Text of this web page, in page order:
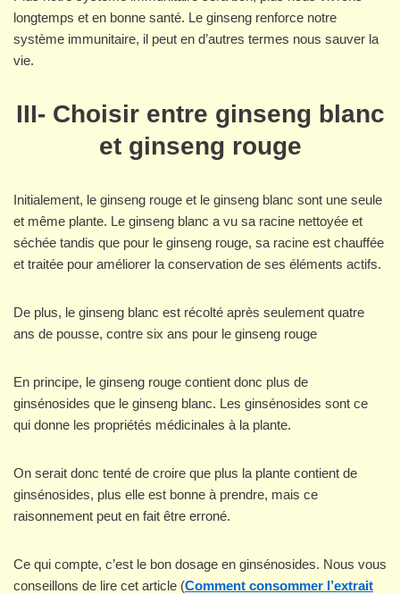
longtemps et en bonne santé. Le ginseng renforce notre
système immunitaire, il peut en d’autres termes nous sauver la
vie.
III- Choisir entre ginseng blanc
et ginseng rouge
Initialement, le ginseng rouge et le ginseng blanc sont une seule
et même plante. Le ginseng blanc a vu sa racine nettoyée et
séchée tandis que pour le ginseng rouge, sa racine est chauffée
et traitée pour améliorer la conservation de ses éléments actifs.
De plus, le ginseng blanc est récolté après seulement quatre
ans de pousse, contre six ans pour le ginseng rouge
En principe, le ginseng rouge contient donc plus de
ginsénosides que le ginseng blanc. Les ginsénosides sont ce
qui donne les propriétés médicinales à la plante.
On serait donc tenté de croire que plus la plante contient de
ginsénosides, plus elle est bonne à prendre, mais ce
raisonnement peut en fait être erroné.
Ce qui compte, c’est le bon dosage en ginsénosides. Nous vous
conseillons de lire cet article (Comment consommer l’extrait